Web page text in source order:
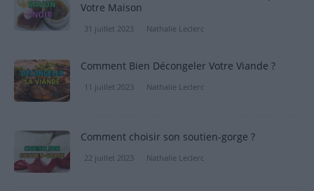
Votre Maison
31 juillet 2023 Nathalie Leclerc
Comment Bien Décongeler Votre Viande ?
11 juillet 2023 Nathalie Leclerc
Comment choisir son soutien-gorge ?
22 juillet 2023 Nathalie Leclerc